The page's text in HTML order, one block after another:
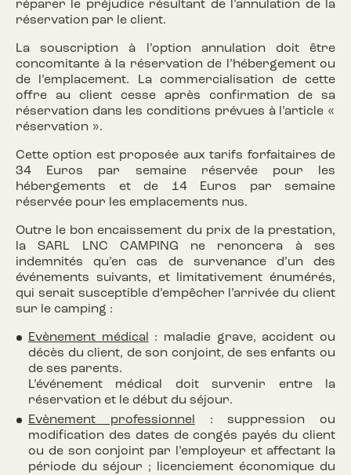
réparer le préjudice résultant de l’annulation de la
réservation par le client.
La souscription à l’option annulation doit être
concomitante à la réservation de l’hébergement ou
de l’emplacement. La commercialisation de cette
offre au client cesse après confirmation de sa
réservation dans les conditions prévues à l’article «
réservation ».
Cette option est proposée aux tarifs forfaitaires de
34 Euros par semaine réservée pour les
hébergements et de 14 Euros par semaine
réservée pour les emplacements nus.
Outre le bon encaissement du prix de la prestation,
la SARL LNC CAMPING ne renoncera à ses
indemnités qu’en cas de survenance d’un des
événements suivants, et limitativement énumérés,
qui serait susceptible d’empêcher l’arrivée du client
sur le camping :
Evènement médical
: maladie grave, accident ou
décès du client, de son conjoint, de ses enfants ou
de ses parents.
L’événement médical doit survenir entre la
réservation et le début du séjour.
Evènement professionnel
: suppression ou
modification des dates de congés payés du client
ou de son conjoint par l’employeur et affectant la
période du séjour ; licenciement économique du